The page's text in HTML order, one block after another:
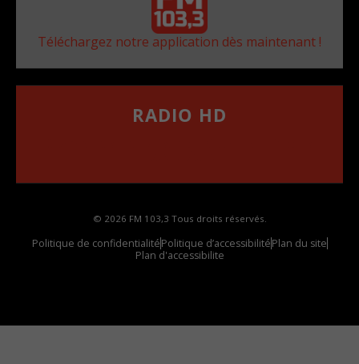
Téléchargez notre application dès maintenant !
RADIO HD
© 2026 FM 103,3 Tous droits réservés.
Politique de confidentialitéPolitique d’accessibilitéPlan du site
Plan d'accessibilite